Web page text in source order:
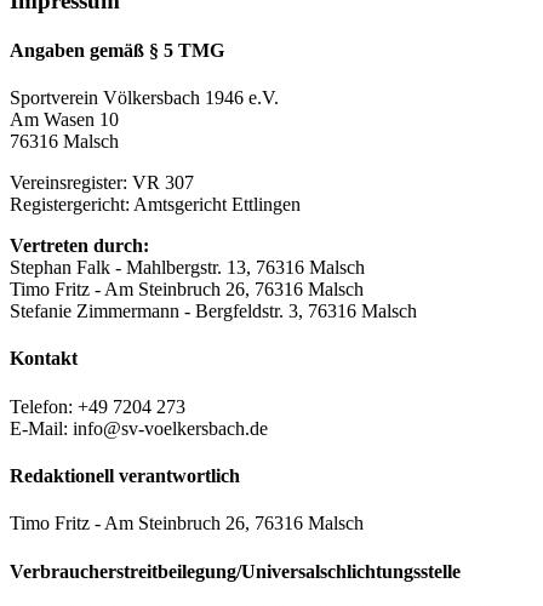
Angaben gemäß § 5 TMG
Sportverein Völkersbach 1946 e.V.
Am Wasen 10
76316 Malsch
Vereinsregister: VR 307
Registergericht: Amtsgericht Ettlingen
Vertreten durch:
Stephan Falk - Mahlbergstr. 13, 76316 Malsch
Timo Fritz - Am Steinbruch 26, 76316 Malsch
Stefanie Zimmermann - Bergfeldstr. 3, 76316 Malsch
Kontakt
Telefon: +49 7204 273
E-Mail: info@sv-voelkersbach.de
Redaktionell verantwortlich
Timo Fritz - Am Steinbruch 26, 76316 Malsch
Verbraucher­streit­beilegung/Universal­schlichtungs­stelle